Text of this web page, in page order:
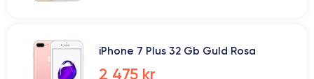
iPhone 7 Plus 32 Gb Guld Rosa
2 475 kr